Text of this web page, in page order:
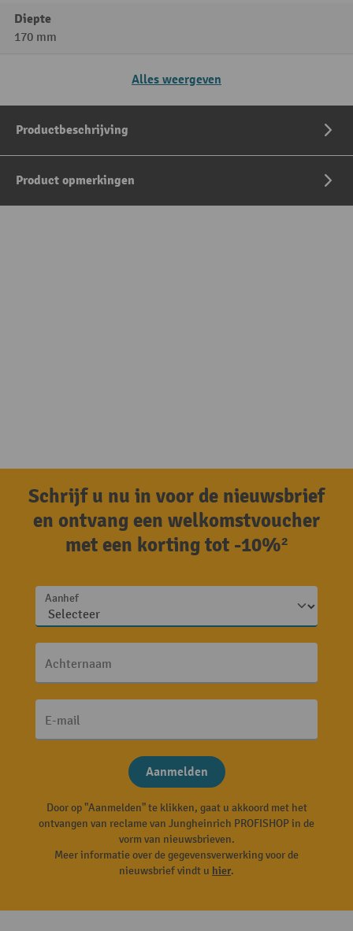
Diepte
170 mm
Alles weergeven
Productbeschrijving
Product opmerkingen
Schrijf u nu in voor de nieuwsbrief
en ontvang een welkomstvoucher
met een korting tot -10%²
Aanhef
Achternaam
E-mail
Aanmelden
Door op "Aanmelden" te klikken, gaat u akkoord met het
ontvangen van reclame van Jungheinrich PROFISHOP in de
vorm van nieuwsbrieven.
Meer informatie over de gegevensverwerking voor de
nieuwsbrief vindt u hier.